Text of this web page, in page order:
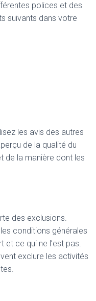
polices et des
suivants dans votre
les avis des autres
de la qualité du
de la manière dont les
des exclusions.
conditions générales
ce qui ne l’est pas.
exclure les activités